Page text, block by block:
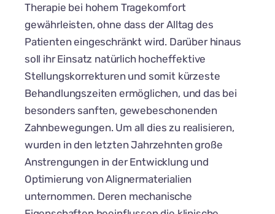
Therapie bei hohem Tragekomfort
gewährleisten, ohne dass der Alltag des
Patienten eingeschränkt wird. Darüber hinaus
soll ihr Einsatz natürlich hocheffektive
Stellungskorrekturen und somit kürzeste
Behandlungszeiten ermöglichen, und das bei
besonders sanften, gewebeschonenden
Zahnbewegungen. Um all dies zu realisieren,
wurden in den letzten Jahrzehnten große
Anstrengungen in der Entwicklung und
Optimierung von Alignermaterialien
unternommen. Deren mechanische